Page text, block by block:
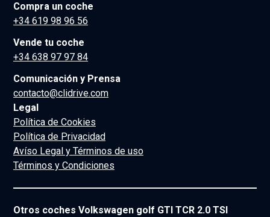
Compra un coche
+34 619 98 96 56
Vende tu coche
+34 638 97 97 84
Comunicación y Prensa
contacto@clidrive.com
Legal
Política de Cookies
Política de Privacidad
Avíso Legal y Términos de uso
Términos y Condiciones
Otros coches Volkswagen golf GTI TCR 2.0 TSI